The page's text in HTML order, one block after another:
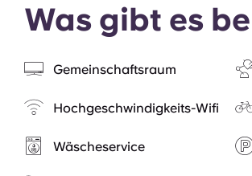
Was gibt es
Gemeinschaftsraum
Hochgeschwindigkeits-Wifi
Wäscheservice